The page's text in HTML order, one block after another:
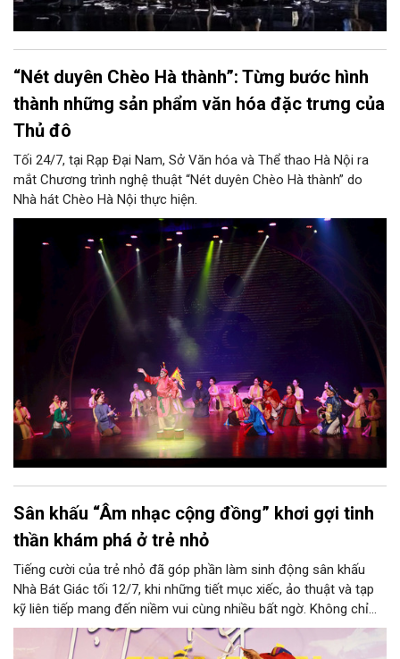
“Nét duyên Chèo Hà thành”: Từng bước hình
thành những sản phẩm văn hóa đặc trưng của
Thủ đô
Tối 24/7, tại Rạp Đại Nam, Sở Văn hóa và Thể thao Hà Nội ra
mắt Chương trình nghệ thuật “Nét duyên Chèo Hà thành” do
Nhà hát Chèo Hà Nội thực hiện.
Sân khấu “Âm nhạc cộng đồng” khơi gợi tinh
thần khám phá ở trẻ nhỏ
Tiếng cười của trẻ nhỏ đã góp phần làm sinh động sân khấu
Nhà Bát Giác tối 12/7, khi những tiết mục xiếc, ảo thuật và tạp
kỹ liên tiếp mang đến niềm vui cùng nhiều bất ngờ. Không chỉ
giúp các gia đình có thêm lựa chọn giải trí trong dịp cuối tuần,
chương trình “Âm nhạc cộng đồng” còn tạo cơ hội để trẻ em